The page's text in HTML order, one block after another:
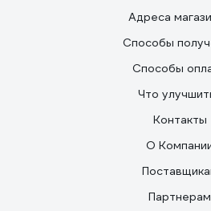
Адреса
Способы
Способы
Что
Контакты
О
Партнерам